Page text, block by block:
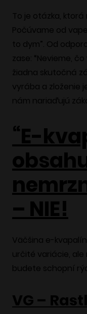
To je otázka,
Počúvame od
to dym”. Od
zase: “Nevieme,
žiadna skutočná
vyrába a zloženie
nám nariaďujú
“E-
– NIE!
Väčšina e-
určité variácie, ale
budete schopní
VG –